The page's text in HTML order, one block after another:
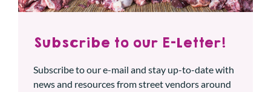
Subscribe to our E-Letter!
Subscribe to our e-mail and stay up-to-date with
news and resources from street vendors around